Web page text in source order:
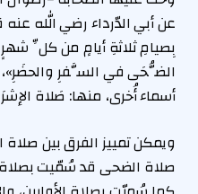
عن أبي الدّرداء رضي الله
بِصيامِ ثلاثةِ أيامٍ من كلِّ شهرٍ
الضُّحَى في السَّفرِ
أسماء أُخرى، منها: صَلاة
ويمكن تمييز الفرق بين
صلاة الضحى قد سُمّيت